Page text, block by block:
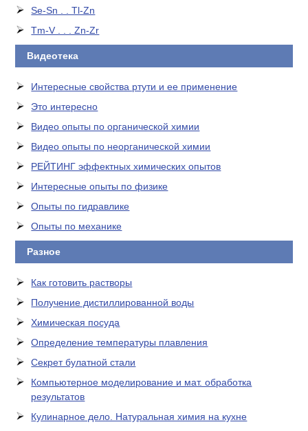
Se-Sn . . Tl-Zn
Tm-V . . . Zn-Zr
Видеотека
Интересные свойства ртути и ее применение
Это интересно
Видео опыты по органической химии
Видео опыты по неорганической химии
РЕЙТИНГ эффектных химических опытов
Интересные опыты по физике
Опыты по гидравлике
Опыты по механике
Разное
Как готовить растворы
Получение дистиллированной воды
Химическая посуда
Определение температуры плавления
Секрет булатной стали
Компьютерное моделирование и мат. обработка
результатов
Кулинарное дело. Натуральная химия на кухне